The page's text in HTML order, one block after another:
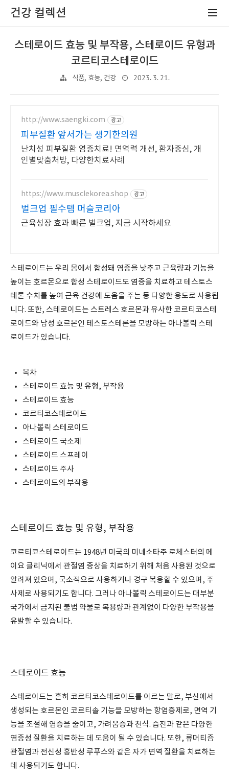
건강 컬렉션
스테로이드 효능 및 부작용, 스테로이드 유형과
코르티코스테로이드
식품, 효능, 건강 2023. 3. 21.
http://www.saengki.com 광고
피부질환 앞서가는 생기한의원
난치성 피부질환 염증치료! 면역력 개선, 환자중심, 개
인별맞춤처방, 다양한치료사례
https://www.musclekorea.shop 광고
벌크업 필수템 머슬코리아
근육성장 효과 빠른 벌크업, 지금 시작하세요
스테로이드는 우리 몸에서 합성돼 염증을 낮추고 근육량과 기능을
높이는 호르몬으로 합성 스테로이드도 염증을 치료하고 테스토스
테론 수치를 높여 근육 건강에 도움을 주는 등 다양한 용도로 사용됩
니다. 또한, 스테로이드는 스트레스 호르몬과 유사한 코르티코스테
로이드와 남성 호르몬인 테스토스테론을 모방하는 아나볼릭 스테
로이드가 있습니다.
목차
스테로이드 효능 및 유형, 부작용
스테로이드 효능
코르티코스테로이드
아나볼릭 스테로이드
스테로이드 국소제
스테로이드 스프레이
스테로이드 주사
스테로이드의 부작용
스테로이드 효능 및 유형, 부작용
코르티코스테로이드는 1948년 미국의 미네소타주 로체스터의 메
이요 클리닉에서 관절염 증상을 치료하기 위해 처음 사용된 것으로
알려져 있으며, 국소적으로 사용하거나 경구 복용할 수 있으며, 주
사제로 사용되기도 합니다. 그러나 아나볼릭 스테로이드는 대부분
국가에서 금지된 불법 약물로 복용량과 관계없이 다양한 부작용을
유발할 수 있습니다.
스테로이드 효능
스테로이드는 흔히 코르티코스테로이드를 이르는 말로, 부신에서
생성되는 호르몬인 코르티솔 기능을 모방하는 항염증제로, 면역 기
능을 조절해 염증을 줄이고, 가려움증과 천식. 습진과 같은 다양한
염증성 질환을 치료하는 데 도움이 될 수 있습니다. 또한, 류머티즘
관절염과 전신성 홍반성 루푸스와 같은 자가 면역 질환을 치료하는
데 사용되기도 합니다.